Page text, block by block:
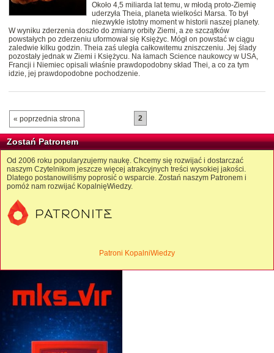
Około 4,5 miliarda lat temu, w młodą proto-Ziemię
uderzyła Theia, planeta wielkości Marsa. To był
niezwykle istotny moment w historii naszej planety.
W wyniku zderzenia doszło do zmiany orbity Ziemi, a ze szczątków
powstałych po zderzeniu uformował się Księżyc. Mógł on powstać w ciągu
zaledwie kilku godzin. Theia zaś uległa całkowitemu zniszczeniu. Jej ślady
pozostały jednak w Ziemi i Księżycu. Na łamach Science naukowcy w USA,
Francji i Niemiec opisali właśnie prawdopodobny skład Thei, a co za tym
idzie, jej prawdopodobne pochodzenie.
« poprzednia strona 2
Zostań Patronem
Od 2006 roku popularyzujemy naukę. Chcemy się rozwijać i dostarczać
naszym Czytelnikom jeszcze więcej atrakcyjnych treści wysokiej jakości.
Dlatego postanowiliśmy poprosić o wsparcie. Zostań naszym Patronem i
pomóż nam rozwijać KopalnięWiedzy.
Patroni KopalniWiedzy